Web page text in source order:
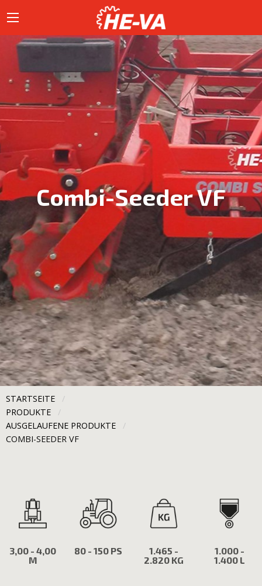
Combi-Seeder VF
STARTSEITE
PRODUKTE
AUSGELAUFENE PRODUKTE
CURRENT:
COMBI-SEEDER VF
3,00 - 4,00
M
80 - 150 PS
1.465 -
2.820 KG
1.000 -
1.400 L